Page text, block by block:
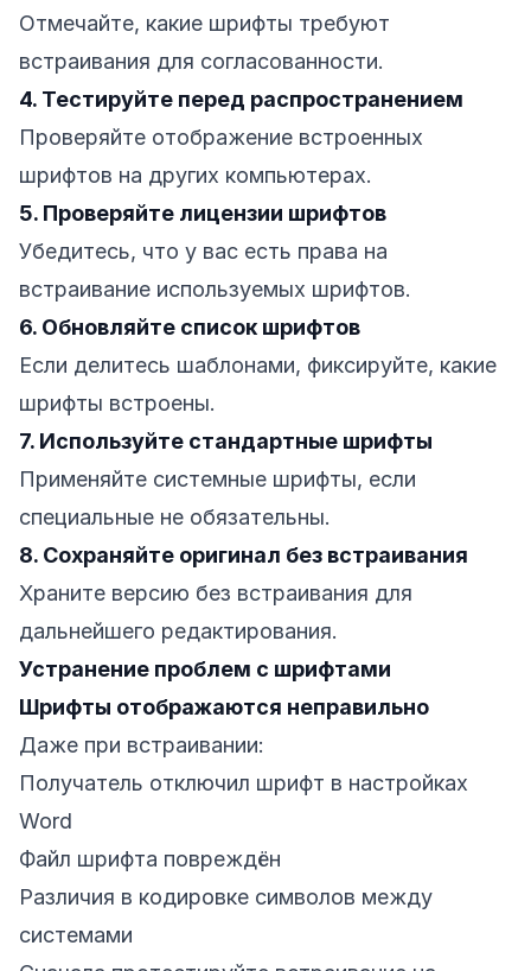
Отмечайте, какие шрифты требуют
встраивания для согласованности.
4. Тестируйте перед распространением
Проверяйте отображение встроенных
шрифтов на других компьютерах.
5. Проверяйте лицензии шрифтов
Убедитесь, что у вас есть права на
встраивание используемых шрифтов.
6. Обновляйте список шрифтов
Если делитесь шаблонами, фиксируйте, какие
шрифты встроены.
7. Используйте стандартные шрифты
Применяйте системные шрифты, если
специальные не обязательны.
8. Сохраняйте оригинал без встраивания
Храните версию без встраивания для
дальнейшего редактирования.
Устранение проблем с шрифтами
Шрифты отображаются неправильно
Даже при встраивании:
Получатель отключил шрифт в настройках
Word
Файл шрифта повреждён
Различия в кодировке символов между
системами